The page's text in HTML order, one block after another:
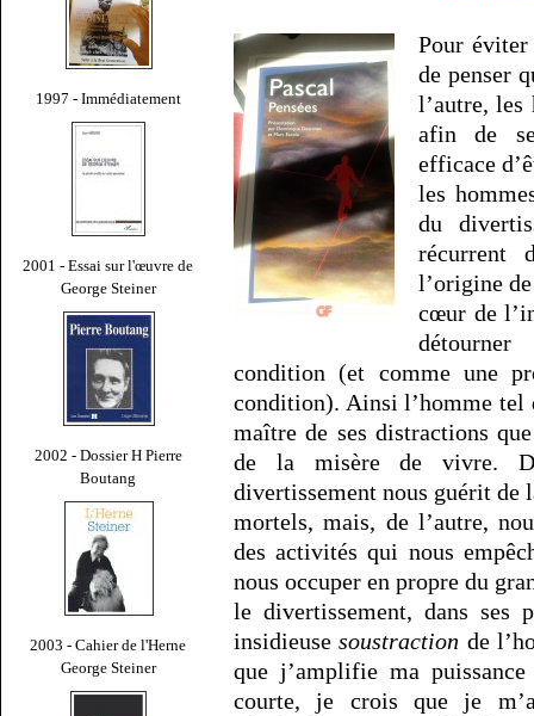
1997 - Immédiatement
2001 - Essai sur l'œuvre de
George Steiner
2002 - Dossier H Pierre
Boutang
2003 - Cahier de l'Herne
George Steiner
Pour
de penser
l’autre,
afin de
efficace
les
du
récurrent
l’origine
cœur de
condition (et comme une
condition). Ainsi l’homme tel
maître de ses distractions
de la misère de vivre.
divertissement nous guérit de
mortels, mais, de l’autre,
des activités qui nous
nous occuper en propre du
le divertissement, dans ses
insidieusesoustraction de
que j’amplifie ma
courte, je crois que je